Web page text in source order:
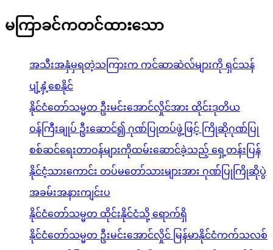
မကြာခင်ကတင်ထားသော
အသီးအနှံမှရတဲ့သကြားက ကင်ဆာဆဲလ်များကို ရှင်သန်
ပျံ့နှံ့စေနိုင်
နိုင်ငံတော်သမ္မတ ဦးမင်းအောင်လှိုင်အား ထိုင်းဒုတိယ
ဝန်ကြီးချုပ် ဦးဆောင်၍ ဂုဏ်ပြုတပ်ဖွဲ့ဖြင့် ကြိုဆိုဂုဏ်ပြု
စစ်ဆင်ရေးတာဝန်များကိုထမ်းဆောင်ခဲ့သည့် ရှေ့တန်းပြန်
နိုင်ငံ့သားကောင်း တပ်မတော်သားများအား ဂုဏ်ပြုကြိုဆိုပွဲ
အခမ်းအနားကျင်းပ
နိုင်ငံတော်သမ္မတ ထိုင်းနိုင်ငံသို့ ရောက်ရှိ
နိုင်ငံတော်သမ္မတ ဦးမင်းအောင်လှိုင် မြန်မာနိုင်ငံကက်သလစ်